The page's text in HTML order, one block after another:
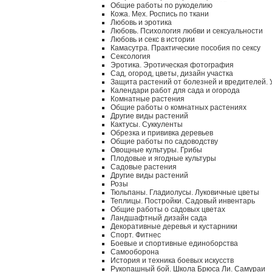
Общие работы по рукоделию
Кожа. Мех. Роспись по ткани
Любовь и эротика
Любовь. Психология любви и сексуальности
Любовь и секс в истории
Камасутра. Практические пособия по сексу
Сексология
Эротика. Эротическая фотография
Сад, огород, цветы, дизайн участка
Защита растений от болезней и вредителей.
Календари работ для сада и огорода
Комнатные растения
Общие работы о комнатных растениях
Другие виды растений
Кактусы. Суккуленты
Обрезка и прививка деревьев
Общие работы по садоводству
Овощные культуры. Грибы
Плодовые и ягодные культуры
Садовые растения
Другие виды растений
Розы
Тюльпаны. Гладиолусы. Луковичные цветы
Теплицы. Постройки. Садовый инвентарь
Общие работы о садовых цветах
Ландшафтный дизайн сада
Декоративные деревья и кустарники
Спорт. Фитнес
Боевые и спортивные единоборства
Самооборона
История и техника боевых искусств
Рукопашный бой. Школа Брюса Ли. Самураи